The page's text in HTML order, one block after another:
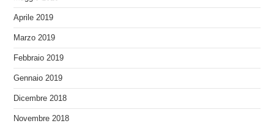
Aprile 2019
Marzo 2019
Febbraio 2019
Gennaio 2019
Dicembre 2018
Novembre 2018